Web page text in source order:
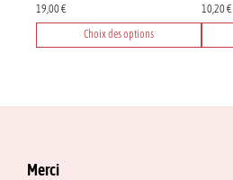
19,00€
Choix des options
options
10,20€
Merci